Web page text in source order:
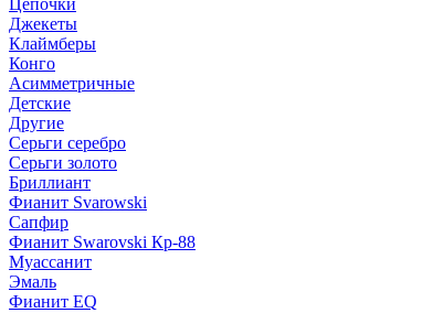
Цепочки
Джекеты
Клаймберы
Конго
Асимметричные
Детские
Другие
Серьги серебро
Серьги золото
Бриллиант
Фианит Svarowski
Сапфир
Фианит Swarovski Кр-88
Муассанит
Эмаль
Фианит EQ